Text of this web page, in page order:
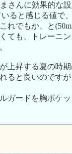
さんに効果的な
ると感じる値で
れでもか、と
ても、トレーニ
上昇する夏の時
ると良いのです
ガードを胸ポケ